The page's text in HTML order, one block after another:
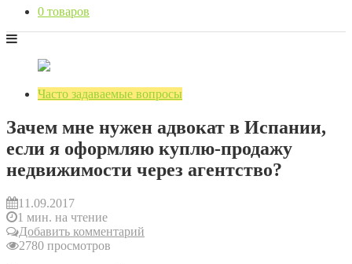
0 товаров
Часто задаваемые вопросы
Зачем мне нужен адвокат в Испании,
если я оформляю куплю-продажу
недвижимости через агентство?
11.09.2017
1 мин. на чтение
Добавить комментарий
2780 просмотров